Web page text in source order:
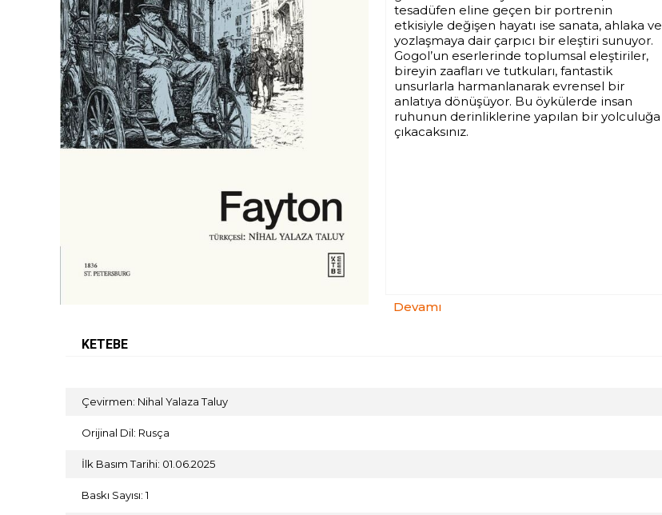
tesadüfen eline geçen bir portrenin
etkisiyle değişen hayatı ise sanata, ahlaka ve
yozlaşmaya dair çarpıcı bir eleştiri sunuyor.
Gogol’un eserlerinde toplumsal eleştiriler,
bireyin zaafları ve tutkuları, fantastik
unsurlarla harmanlanarak evrensel bir
anlatıya dönüşüyor. Bu öykülerde insan
ruhunun derinliklerine yapılan bir yolculuğa
çıkacaksınız.
Devamı
KETEBE
Çevirmen: Nihal Yalaza Taluy
Orijinal Dil: Rusça
İlk Basım Tarihi: 01.06.2025
Baskı Sayısı: 1